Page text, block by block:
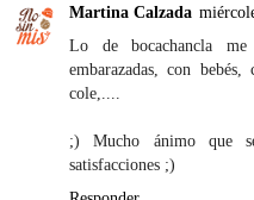
Martina Calzada
Lo de bocachancla
embarazadas, con
cole,....
;) Mucho ánimo que
satisfacciones ;)